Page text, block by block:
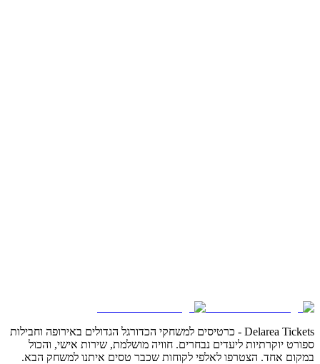
Delarea Tickets - כרטיסים למשחקי הכדורגל הגדולים באירופה וחבילות
ספורט יוקרתיות ליעדים נבחרים. חוויה מושלמת, שירות אישי, והכול
במקום אחד. הצטרפו לאלפי לקוחות שכבר טסים איתנו למשחק הבא.